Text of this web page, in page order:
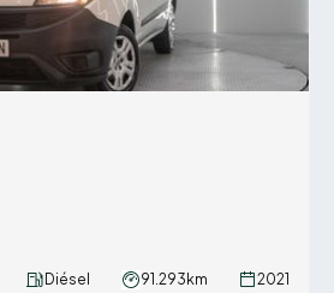
Diésel 91.293km 2021